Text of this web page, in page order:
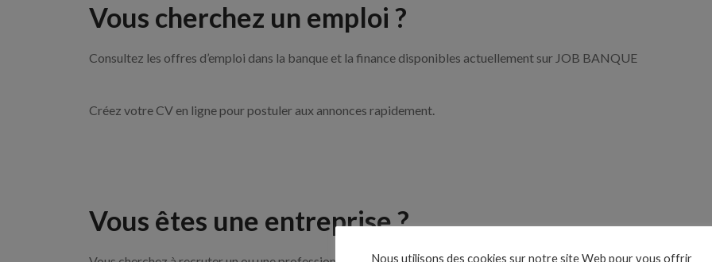
Vous cherchez un emploi ?
Consultez les offres d’emploi dans la banque et la finance disponibles actuellement sur JOB BANQUE
Créez votre CV en ligne pour postuler aux annonces rapidement.
Vous êtes une entreprise ?
Nous utilisons des cookies sur notre site Web pour vous offrir